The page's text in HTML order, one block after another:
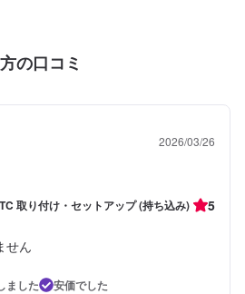
の口コミ
2026/03/26
取り付け・セットアップ (持ち込み) 5
せん
ました
安価でした